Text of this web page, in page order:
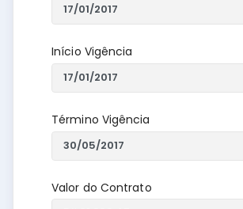
Início Vigência
Término Vigência
Valor do Contrato